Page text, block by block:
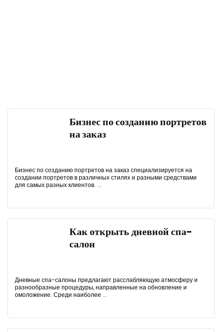
Бизнес по созданию портретов
на заказ
Бизнес по созданию портретов на заказ специализируется на
создании портретов в различных стилях и разными средствами
для самых разных клиентов. ...
Как открыть дневной спа-
салон
Дневные спа-салоны предлагают расслабляющую атмосферу и
разнообразные процедуры, направленные на обновление и
омоложение. Среди наиболее ...